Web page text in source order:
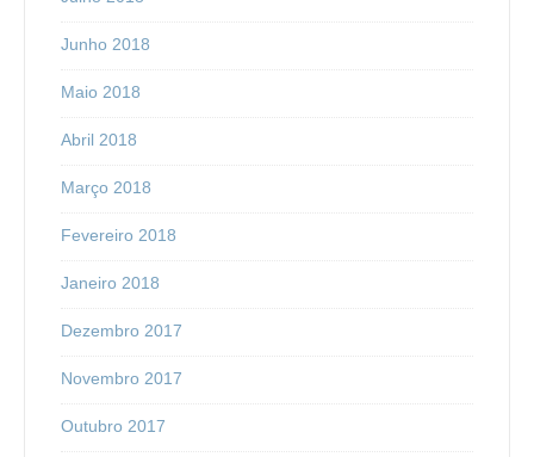
Junho 2018
Maio 2018
Abril 2018
Março 2018
Fevereiro 2018
Janeiro 2018
Dezembro 2017
Novembro 2017
Outubro 2017